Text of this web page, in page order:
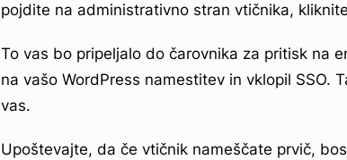
pojdite na administrativno stran vtičnika,
To vas bo pripeljalo do čarovnika za pritisk na
na vašo WordPress namestitev in vklopil SSO.
vas.
Upoštevajte, da če vtičnik nameščate prvič,